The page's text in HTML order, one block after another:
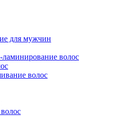
для мужчин
ламинирование волос
волос